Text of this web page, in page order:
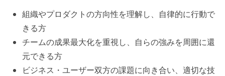
組織やプロダクトの方向性を理解し、自律的に行動で
きる方
チームの成果最大化を重視し、自らの強みを周囲に還
元できる方
ビジネス・ユーザー双方の課題に向き合い、適切な技